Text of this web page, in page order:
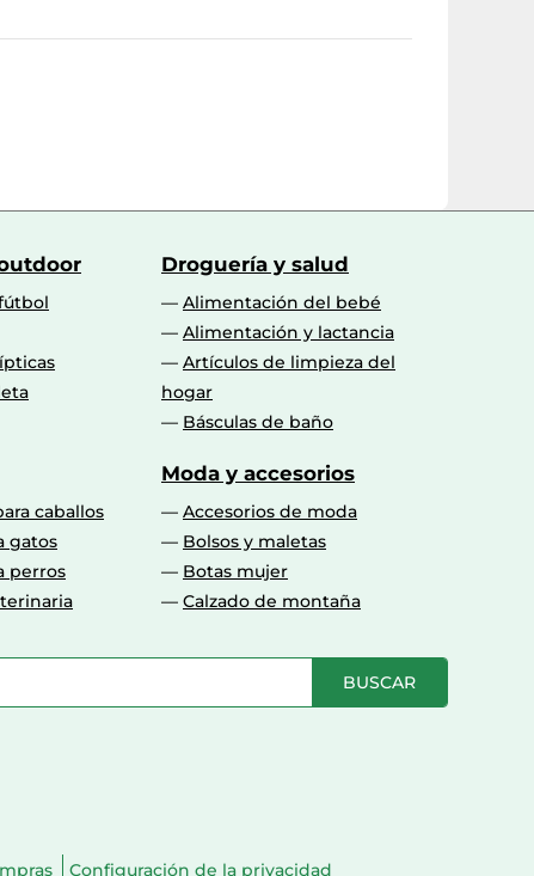
Droguería y salud
Alimentación del bebé
Alimentación y lactancia
Artículos de limpieza del
hogar
Básculas de baño
caballos
gatos
perros
Moda y accesorios
Accesorios de moda
Bolsos y maletas
Botas mujer
Calzado de montaña
BUSCAR
Configuración de la privacidad